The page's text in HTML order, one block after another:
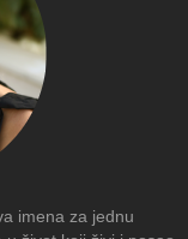
imena za jednu